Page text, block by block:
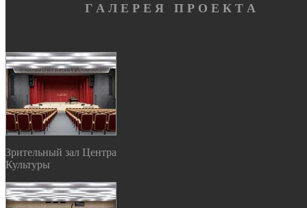
Г А Л Е Р Е Я П Р О Е К Т А
Зрительный зал Центра
Культуры